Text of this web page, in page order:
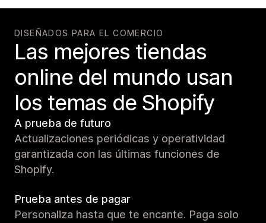
DISEÑADOS PARA EL COMERCIO
Las mejores tiendas
online del mundo usan
los temas de Shopify
A prueba de futuro
Actualizaciones periódicas y operatividad
garantizada con las últimas funciones de
Shopify.
Prueba antes de pagar
Personaliza hasta que te encante. Paga solo